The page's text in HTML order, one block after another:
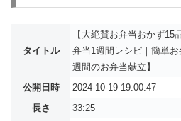
タイトル
【大絶賛お弁当おかず
弁当1週間レシピ｜簡単
週間のお弁当献立】
公開日時
2024-10-19 19:00:47
長さ
33:25